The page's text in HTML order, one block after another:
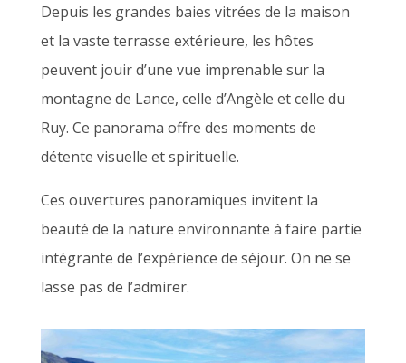
Depuis les grandes baies vitrées de la maison
et la vaste terrasse extérieure, les hôtes
peuvent jouir d’une vue imprenable sur la
montagne de Lance, celle d’Angèle et celle du
Ruy. Ce panorama offre des moments de
détente visuelle et spirituelle.
Ces ouvertures panoramiques invitent la
beauté de la nature environnante à faire partie
intégrante de l’expérience de séjour. On ne se
lasse pas de l’admirer.